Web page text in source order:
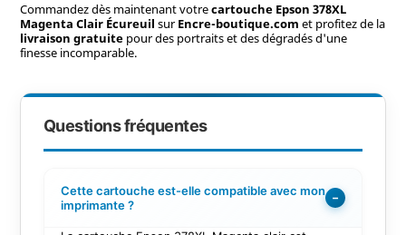
Commandez dès maintenant votrecartouche Epson 378XL
Magenta Clair Écureuil surEncre-boutique.com et profitez de la
livraison gratuitepour des portraits et des dégradés d'une
finesse incomparable.
Questions fréquentes
Cette cartouche est-elle compatible avec mon
imprimante ?
−